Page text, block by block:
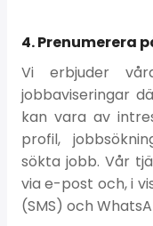
4. Prenumerera
Vi erbjuder
jobbaviseringar
kan vara av
profil,
sökta jobb. Vår
via e-post och, i
(SMS) och